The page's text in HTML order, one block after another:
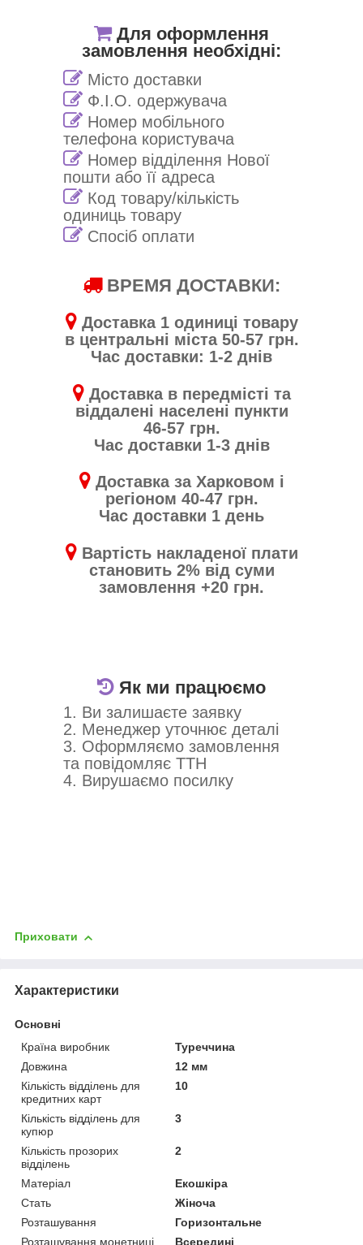
Як ми працюємо
1. Ви залишаєте заявку
2. Менеджер уточнює деталі
3. Оформляємо замовлення
та повідомляє ТТН
4. Вирушаємо посилку
Для оформлення
замовлення необхідні:
Місто доставки
Ф.І.О. одержувача
Номер мобільного
телефона користувача
Номер відділення Нової
пошти або її адреса
Код товару/кількість
одиниць товару
Спосіб оплати
ВРЕМЯ ДОСТАВКИ:
Доставка 1 одиниці товару
в центральні міста 50-57 грн.
Час доставки: 1-2 днів
Доставка в передмісті та
віддалені населені пункти
46-57 грн.
Час доставки 1-3 днів
Доставка за Харковом і
регіоном 40-47 грн.
Час доставки 1 день
Вартість накладеної плати
становить 2% від суми
замовлення +20 грн.
Приховати
Характеристики
Основні
Країна виробник
Туреччина
Довжина
12 мм
Кількість відділень для
кредитних карт
10
Кількість відділень для
купюр
3
Кількість прозорих
відділень
2
Матеріал
Екошкіра
Стать
Жіноча
Розташування
Горизонтальне
Розташування монетниці
Всередині